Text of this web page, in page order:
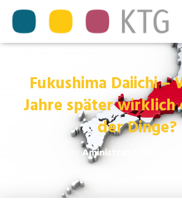
Fukushima Daiichi –
Jahre später wirklich
der Dinge?
Published byAministrator KTG